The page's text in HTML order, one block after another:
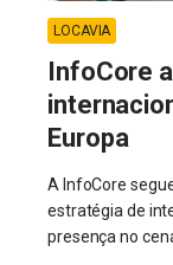
LOCAVIA
InfoCore
Europa
A InfoCore
estratégia de
presença no